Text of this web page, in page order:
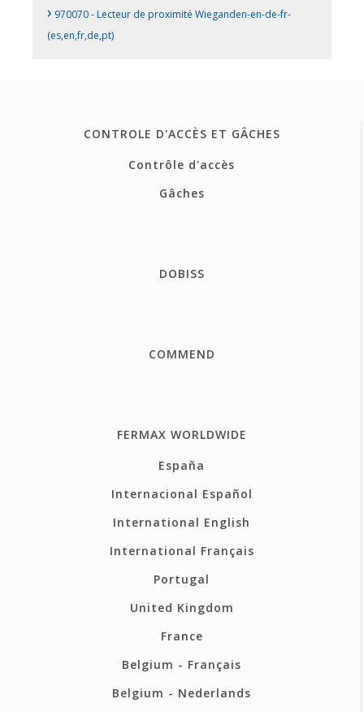
› 970070 - Lecteur de proximité Wieganden-en-de-fr-
(es,en,fr,de,pt)
CONTROLE D'ACCÈS ET GÂCHES
Contrôle d'accès
Gâches
DOBISS
COMMEND
FERMAX WORLDWIDE
España
Internacional Español
International English
International Français
Portugal
United Kingdom
France
Belgium - Français
Belgium - Nederlands